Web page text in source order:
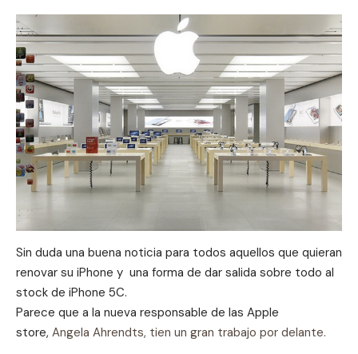
Sin duda una buena noticia para todos aquellos que quieran
renovar su iPhone y una forma de dar salida sobre todo al
stock de iPhone 5C.
Parece que a la nueva responsable de las Apple
store, Angela Ahrendts, tien un gran trabajo por delante.